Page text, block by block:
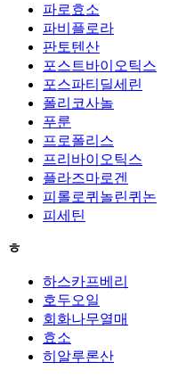
파로효소
파비플로라
판토텐산
포스트바이오틱스
포스파티딜세린
폴리코사놀
푸룬
프로폴리스
프리바이오틱스
플라즈마로겐
피롤로퀴놀린퀴논
피세틴
ㅎ
하스카프베리
호두오일
회화나무열매
효소
히알루론산